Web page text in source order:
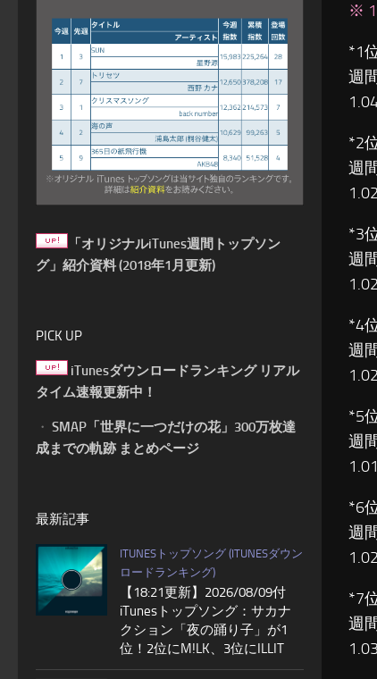
※
*1
週
*2
週
*3
週
*4
週
*5
週
*6
週
*7
週
「オリジナルiTunes週間トップソン
グ」紹介資料 (2018年1月更新)
PICK UP
iTunesダウンロードランキング リアル
タイム速報更新中！
・ SMAP「世界に一つだけの花」300万枚達
成までの軌跡 まとめページ
最新記事
ITUNESトップソング (ITUNESダウン
ロードランキング)
【18:21更新】2026/08/09付
iTunesトップソング：サカナ
クション「夜の踊り子」が1
位！2位にM!LK、3位にILLIT